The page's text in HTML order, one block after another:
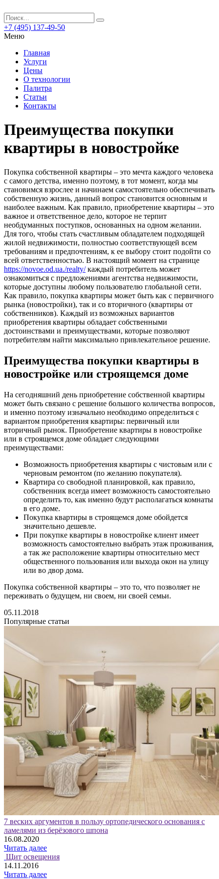
+7 (495) 137-49-50
Меню
Главная
Услуги
Цены
О технологии
Палитра
Статьи
Контакты
Преимущества покупки
квартиры в новостройке
Покупка собственной квартиры – это мечта каждого человека
с самого детства, именно поэтому, в тот момент, когда мы
становимся взрослее и начинаем самостоятельно обеспечивать
собственную жизнь, данный вопрос становится основным и
наиболее важным. Как правило, приобретение квартиры – это
важное и ответственное дело, которое не терпит
необдуманных поступков, основанных на одном желании.
Для того, чтобы стать счастливым обладателем подходящей
жилой недвижимости, полностью соответствующей всем
требованиям и предпочтениям, к ее выбору стоит подойти со
всей ответственностью. В настоящий момент на странице
https://novoe.od.ua./realty/каждый потребитель может
ознакомиться с предложениями агентства недвижимости,
которые доступны любому пользователю глобальной сети.
Как правило, покупка квартиры может быть как с первичного
рынка (новостройки), так и со вторичного (квартиры от
собственников). Каждый из возможных вариантов
приобретения квартиры обладает собственными
достоинствами и преимуществами, которые позволяют
потребителям найти максимально привлекательное решение.
Преимущества покупки квартиры в
новостройке или строящемся доме
На сегодняшний день приобретение собственной квартиры
может быть связано с решение большого количества вопросов,
и именно поэтому изначально необходимо определиться с
вариантом приобретения квартиры: первичный или
вторичный рынок. Приобретение квартиры в новостройке
или в строящемся доме обладает следующими
преимуществами:
Возможность приобретения квартиры с чистовым или с
черновым ремонтом (по желанию покупателя).
Квартира со свободной планировкой, как правило,
собственник всегда имеет возможность самостоятельно
определить то, как именно будут располагаться комнаты
в его доме.
Покупка квартиры в строящемся доме обойдется
значительно дешевле.
При покупке квартиры в новостройке клиент имеет
возможность самостоятельно выбрать этаж проживания,
а так же расположение квартиры относительно мест
общественного пользования или выхода окон на улицу
или во двор дома.
Покупка собственной квартиры – это то, что позволяет не
переживать о будущем, ни своем, ни своей семьи.
05.11.2018
Популярные статьи
7 веских аргументов в пользу ортопедического основания с
ламелями из берёзового шпона
16.08.2020
Читать далее
Щит освещения
14.11.2016
Читать далее